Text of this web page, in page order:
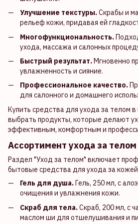
Улучшение текстуры.Скрабы и
рельеф кожи, придавая ей
Многофункциональность.
ухода, массажа и салонных
Быстрый результат.Мгновенно
увлажненность и сияние.
Профессиональное качество.
для салонного и домашнего
Купить средства для ухода за телом
выбрать продукты, которые делают
эффективным, комфортным и
Ассортимент ухода за
Раздел "Уход за телом" включает
бытовые средства для ухода за
Гель для душа.Гель, 250 мл, с
очищения и увлажнения кожи.
Скраб для тела.Скраб, 200 мл, с
маслом ши для отшелушивания и